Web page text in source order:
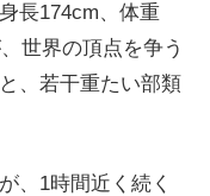
長174cm、体重
世界の頂点を争う
、若干重たい部類
、1時間近く続く